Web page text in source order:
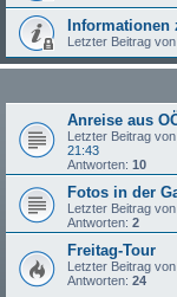
Informationen
Letzter Beitrag von
Anreise aus
Letzter Beitrag von
21:43
Antworten: 10
Fotos in der
Letzter Beitrag von
Antworten: 2
Freitag-Tour
Letzter Beitrag von
Antworten: 24